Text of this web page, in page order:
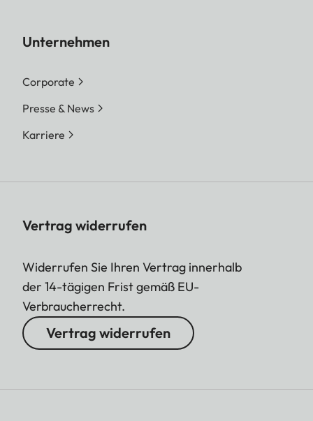
Unternehmen
Corporate
Presse & News
Karriere
Vertrag widerrufen
Widerrufen Sie Ihren Vertrag innerhalb
der 14-tägigen Frist gemäß EU-
Verbraucherrecht.
Vertrag widerrufen